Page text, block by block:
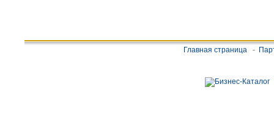
Главная страница-